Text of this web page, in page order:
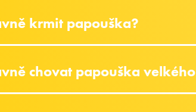
krmit papouška?
chovat papouška